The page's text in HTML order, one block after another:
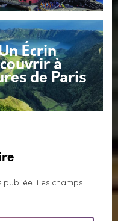
Écrin
à
de Paris
Les champs